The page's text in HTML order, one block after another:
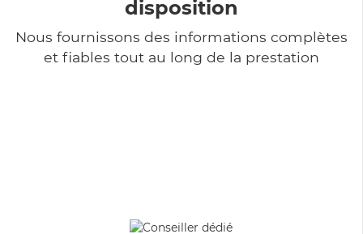
disposition
Nous fournissons des informations complètes
et fiables tout au long de la prestation